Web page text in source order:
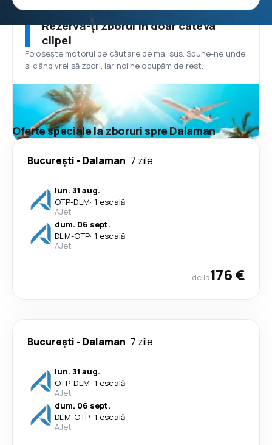
Rezervă-ți zborul în doar câteva
clipe!
Folosește motorul de căutare de mai sus. Spune-ne unde
și când vrei să zbori, iar noi ne ocupăm de rest.
Oferte speciale la zboruri spre Dalaman
București - Dalaman 7 zile
lun. 31 aug.
OTP-DLM· 1 escală
AJet
dum. 06 sept.
DLM-OTP· 1 escală
AJet
de la176 €
București - Dalaman 7 zile
lun. 31 aug.
OTP-DLM· 1 escală
AJet
dum. 06 sept.
DLM-OTP· 1 escală
AJet